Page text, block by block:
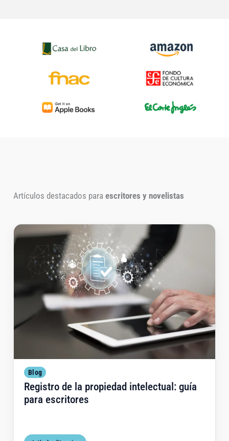
Casa del Libro — librería onlineAmazon —
FNAC — librería y tecnologíaFondo —
Apple Books — libros digitalesEl Corte
Artículos destacados para escritores y novelistas
Blog
Registro de la propiedad intelectual: guía
para escritores